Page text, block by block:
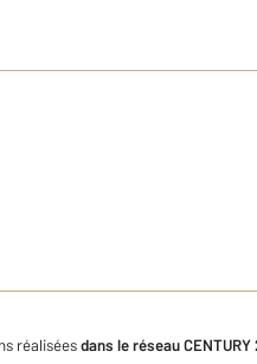
réaliséesdans le réseau CENTURY